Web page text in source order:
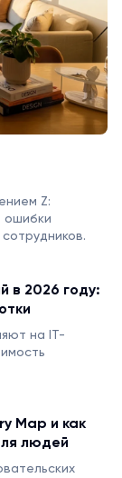
Z:
ошибки
в 2026 году:
на IT-
Map и как
людей